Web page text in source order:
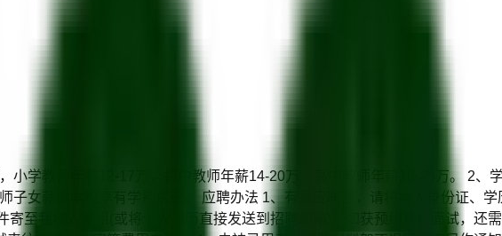
小学教师年薪12-17万，初中教师年薪14-20万，高中教师年薪16-25万。 2、
子女就读本校享有学费优惠。 应聘办法 1、有意应聘者，请将本人身份证、
至我校人事组(或将个人简历直接发送到招聘邮箱)。如获预约到校面试，还